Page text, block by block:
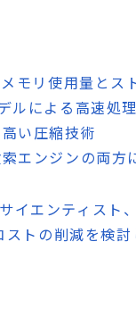
モリ使用量とス
ルによる高速処理
い圧縮技術
エンジンの両方
イエンティスト
トの削減を検討